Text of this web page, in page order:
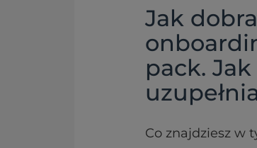
Jak
pack.
Co znajdziesz w